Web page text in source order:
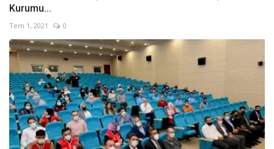
Kurumu...
Tem 1, 2021 0